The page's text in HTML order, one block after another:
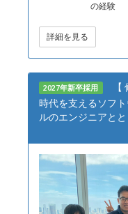
の経験
詳細を見る
2027年新卒採用
時代を支えるソフ
ルのエンジニアと